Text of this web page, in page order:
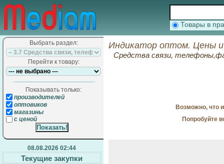
Товары в
Выбрать раздел:
Перейти к товару:
Показывать только:
производителей
оптовиков
магазины
с ценой
08.08.2026 02:44
Текущие закупки
Индикатор оптом. Цены
Средства связи,
Возможно, что
Попробуйте